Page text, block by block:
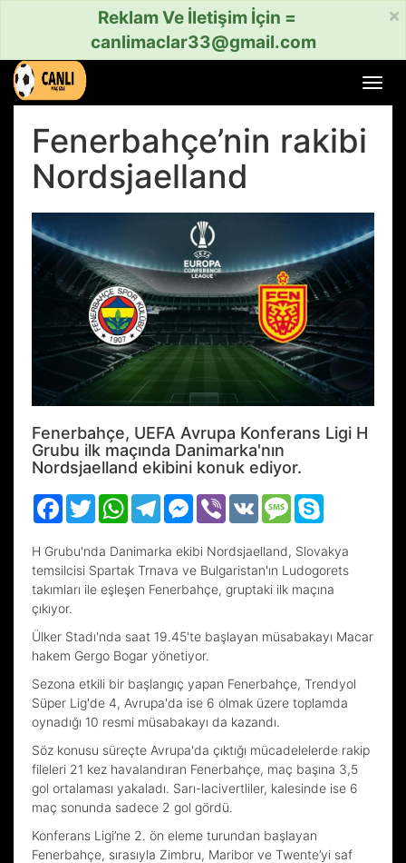
×
Reklam Ve İletişim İçin =
canlimaclar33@gmail.com
aç
Fenerbahçe’nin rakibi
Nordsjaelland
Fenerbahçe, UEFA Avrupa Konferans Ligi H
Grubu ilk maçında Danimarka'nın
Nordsjaelland ekibini konuk ediyor.
Facebook
TwitterWhatsAppTelegramMessenger
Viber VK Message
H Grubu'nda Danimarka ekibi Nordsjaelland, Slovakya
temsilcisi Spartak Trnava ve Bulgaristan'ın Ludogorets
takımları ile eşleşen Fenerbahçe, gruptaki ilk maçına
çıkıyor.
Ülker Stadı'nda saat 19.45'te başlayan müsabakayı Macar
hakem Gergo Bogar yönetiyor.
Sezona etkili bir başlangıç yapan Fenerbahçe, Trendyol
Süper Lig'de 4, Avrupa'da ise 6 olmak üzere toplamda
oynadığı 10 resmi müsabakayı da kazandı.
Söz konusu süreçte Avrupa'da çıktığı mücadelelerde rakip
fileleri 21 kez havalandıran Fenerbahçe, maç başına 3,5
gol ortalaması yakaladı. Sarı-lacivertliler, kalesinde ise 6
maç sonunda sadece 2 gol gördü.
Konferans Ligi’ne 2. ön eleme turundan başlayan
Fenerbahçe, sırasıyla Zimbru, Maribor ve Twente’yi saf